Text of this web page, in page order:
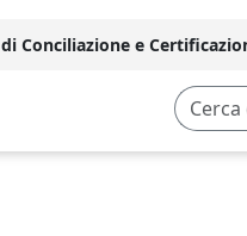
Conciliazione e